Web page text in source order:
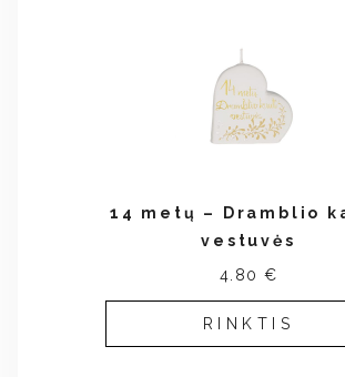
14 metų – Dramblio
vestuvės
4.80 €
RINKTIS